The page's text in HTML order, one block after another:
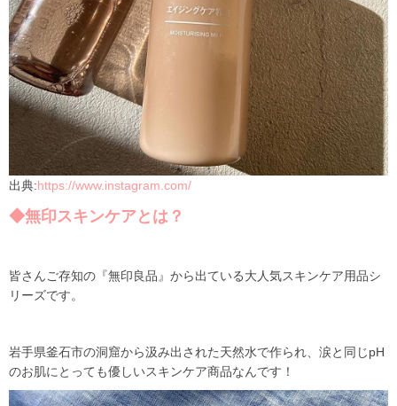
出典:https://www.instagram.com/
◆無印スキンケアとは？
皆さんご存知の『無印良品』から出ている大人気スキンケア用品シ
リーズです。
岩手県釜石市の洞窟から汲み出された天然水で作られ、涙と同じpH
のお肌にとっても優しいスキンケア商品なんです！